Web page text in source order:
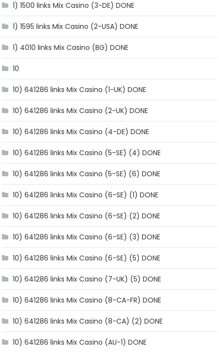
1) 1500 links Mix Casino (3-DE) DONE
1) 1595 links Mix Casino (2-USA) DONE
1) 4010 links Mix Casino (BG) DONE
10
10) 641286 links Mix Casino (1-UK) DONE
10) 641286 links Mix Casino (2-UK) DONE
10) 641286 links Mix Casino (4-DE) DONE
10) 641286 links Mix Casino (5-SE) (4) DONE
10) 641286 links Mix Casino (5-SE) (6) DONE
10) 641286 links Mix Casino (6-SE) (1) DONE
10) 641286 links Mix Casino (6-SE) (2) DONE
10) 641286 links Mix Casino (6-SE) (3) DONE
10) 641286 links Mix Casino (6-SE) (5) DONE
10) 641286 links Mix Casino (7-UK) (5) DONE
10) 641286 links Mix Casino (8-CA-FR) DONE
10) 641286 links Mix Casino (8-CA) (2) DONE
10) 641286 links Mix Casino (AU-1) DONE